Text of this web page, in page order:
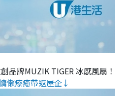
品牌MUZIK TIGER 冰感風扇！
懶療癒帶返屋企↓